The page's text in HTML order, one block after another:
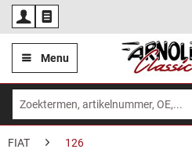
Menu
FIAT 126